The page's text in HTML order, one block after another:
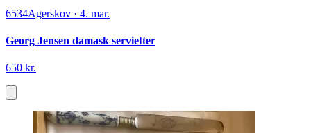
6534Agerskov · 4. mar.
Georg Jensen damask servietter
650 kr.